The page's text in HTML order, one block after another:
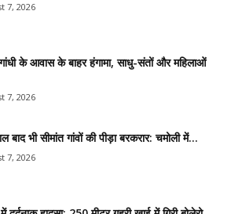
7, 2026
के आवास के बाहर हंगामा, साधु-संतों और महिलाओं
7, 2026
बाद भी सीमांत गांवों की पीड़ा बरकरार: चमोली में...
7, 2026